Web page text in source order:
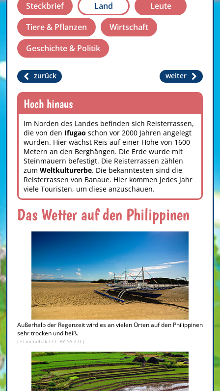
Steckbrief Land
Leute
Tiere & Pflanzen
Wirtschaft
Geschichte & Politik
zurück weiter
Hoch hinaus
Im Norden des Landes befinden sich Reisterrassen,
die von den Ifugao schon vor 2000 Jahren angelegt
wurden. Hier wächst Reis auf einer Höhe von 1600
Metern an den Berghängen. Die Erde wurde mit
Steinmauern befestigt. Die Reisterrassen zählen
zum Weltkulturerbe. Die bekanntesten sind die
Reisterrassen von Banaue. Hier kommen jedes Jahr
viele Touristen, um diese anzuschauen.
Das Wetter auf den Philippinen
Außerhalb der Regenzeit wird es an vielen Orten auf den Philippinen
sehr trocken und heiß.
[ © mendhak / CC BY-SA 2.0 ]